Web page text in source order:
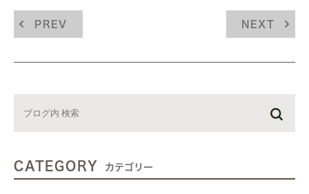
PREV NEXT
CATEGORY カテゴリー